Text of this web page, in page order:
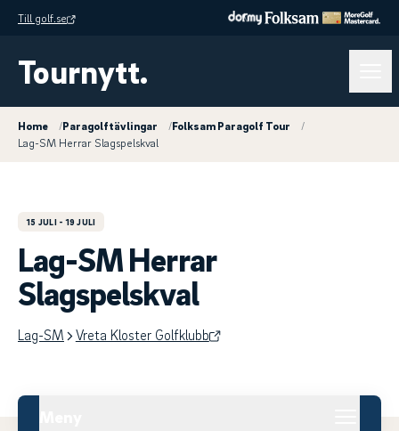
Till golf.se
Tournytt.
Home /Paragolftävlingar /Folksam Paragolf Tour
/
Lag-SM Herrar Slagspelskval
15 JULI - 19 JULI
Lag-SM Herrar
Slagspelskval
Lag-SM Vreta Kloster Golfklubb